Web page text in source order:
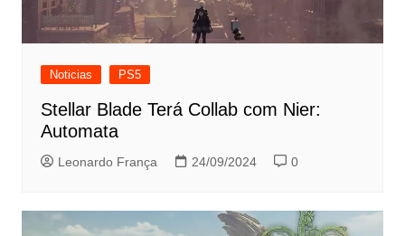
Noticias PS5
Stellar Blade Terá Collab com Nier:
Automata
Leonardo França 24/09/2024 0